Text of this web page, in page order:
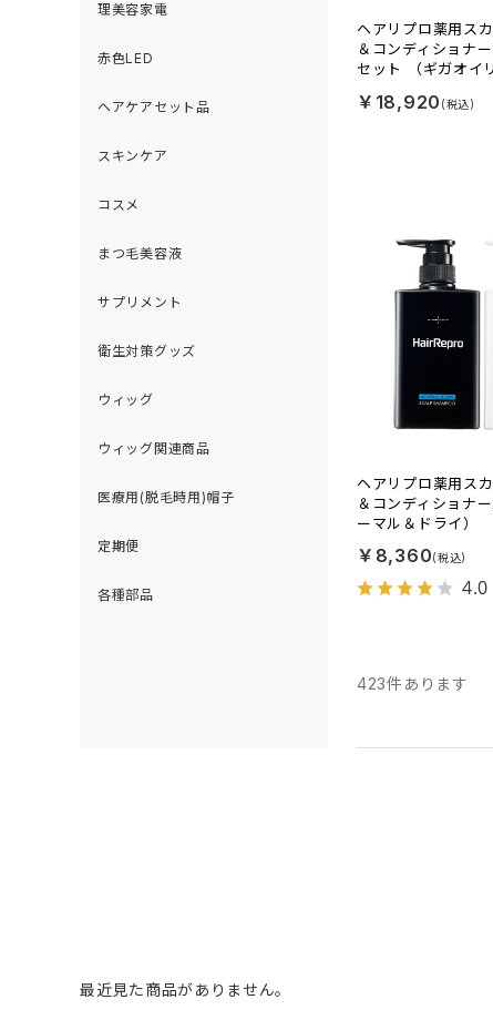
理美容家電
赤色LED
ヘアケアセット品
スキンケア
コスメ
まつ毛美容液
サプリメント
衛生対策グッズ
ウィッグ
ウィッグ関連商品
医療用(脱毛時用)帽子
定期便
各種部品
ヘアリプロ薬用ス
＆コンディショナ
セット （ギガオイ
￥18,920
ヘアリプロ薬用ス
＆コンディショナ
ーマル＆ドライ）
￥8,360
4.0
423件あります
最近見た商品がありません。